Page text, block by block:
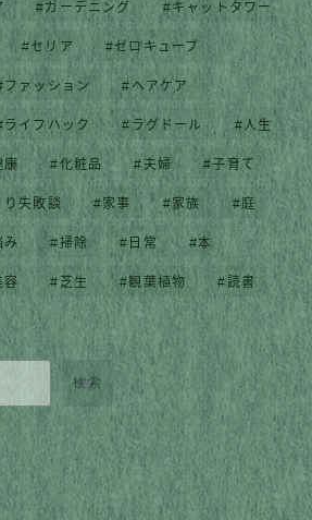
ガーデニング キャットタワー
セリア ゼロキューブ
ファッション ヘアケア
ライフハック ラグドール 人生
康 化粧品 夫婦 子育て
り失敗談 家事 家族 庭
み 掃除 日常 本
容 芝生 観葉植物 読書
検索